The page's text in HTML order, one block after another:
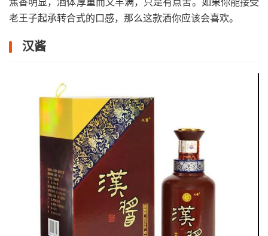
老王子起承转合式的口感，那么这款酒你应该会喜欢。
汉酱